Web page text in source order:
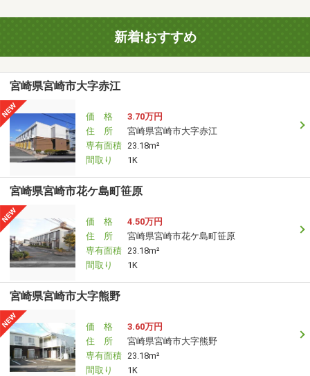
新着!おすすめ
宮崎県宮崎市大字赤江
価 格
3.70万円
住 所
宮崎県宮崎市大字赤江
専有面積 23.18m²
間取り
1K
宮崎県宮崎市花ケ島町笹原
価 格
4.50万円
住 所
宮崎県宮崎市花ケ島町笹原
専有面積 23.18m²
間取り
1K
宮崎県宮崎市大字熊野
価 格
3.60万円
住 所
宮崎県宮崎市大字熊野
専有面積 23.18m²
間取り
1K